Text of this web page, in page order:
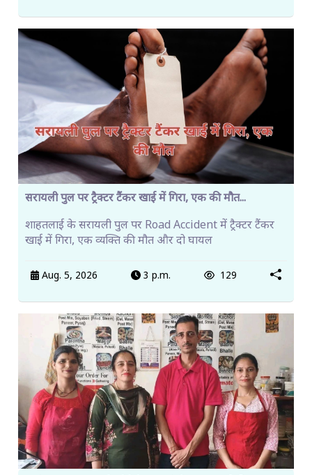
सरायली पुल पर ट्रैक्टर टैंकर खाई में गिरा, एक की मौत...
शाहतलाई के सरायली पुल पर Road Accident में ट्रैक्टर टैंकर
खाई में गिरा, एक व्यक्ति की मौत और दो घायल
Aug. 5, 2026 3 p.m. 129